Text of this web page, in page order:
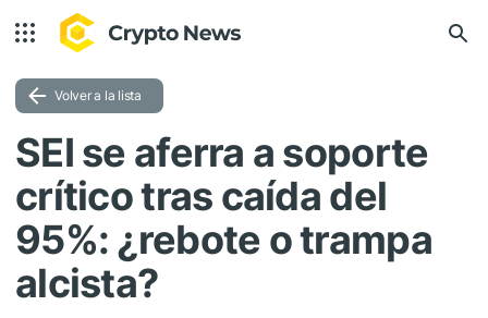
Volver a la lista
SEI se aferra a soporte
crítico tras caída del
95%: ¿rebote o trampa
alcista?